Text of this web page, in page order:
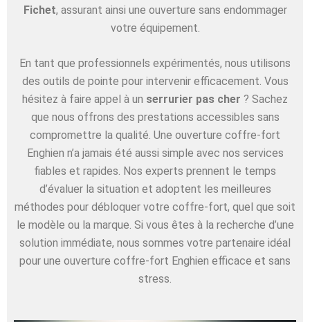
Fichet, assurant ainsi une ouverture sans endommager
votre équipement.
En tant que professionnels expérimentés, nous utilisons
des outils de pointe pour intervenir efficacement. Vous
hésitez à faire appel à un serrurier pas cher ? Sachez
que nous offrons des prestations accessibles sans
compromettre la qualité. Une ouverture coffre-fort
Enghien n’a jamais été aussi simple avec nos services
fiables et rapides. Nos experts prennent le temps
d’évaluer la situation et adoptent les meilleures
méthodes pour débloquer votre coffre-fort, quel que soit
le modèle ou la marque. Si vous êtes à la recherche d’une
solution immédiate, nous sommes votre partenaire idéal
pour une ouverture coffre-fort Enghien efficace et sans
stress.